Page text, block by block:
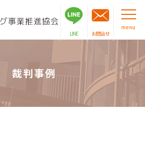
LINE お問合せ
menu
裁判事例